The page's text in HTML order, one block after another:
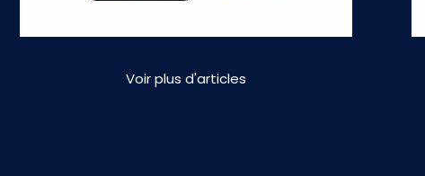
Voir plus d'articles